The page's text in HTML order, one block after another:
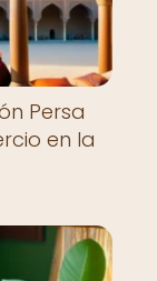
Persa
en la